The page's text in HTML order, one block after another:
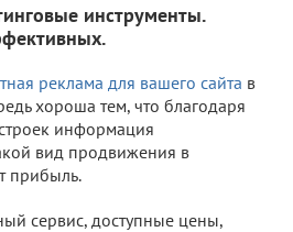
инструменты.
реклама для вашего сайта в
хороша тем, что благодаря
информация
вид продвижения в
прибыль.
сервис, доступные цены,